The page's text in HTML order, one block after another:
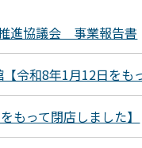
進協議会 事業報告書
令和8年1月12日をも
もって閉店しました】